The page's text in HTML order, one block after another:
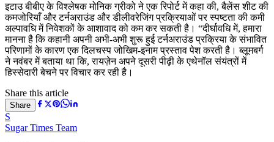
इटाउ बीबीए के विश्लेषक मोनिक ग्रीको ने एक रिपोर्ट में कहा की, बैलेंस शीट की
कमजोरियाँ और टर्नअराउंड और डीलीवरेजिंग प्रक्रियाओं पर स्पष्टता की कमी
अल्पावधि में निवेशकों के आशावाद को कम कर सकती है। “दीर्घावधि में, हमारा
मानना है कि कहानी अपनी अभी-अभी शुरू हुई टर्नअराउंड प्रक्रिया के संभावित
परिणामों के कारण एक दिलचस्प जोखिम-इनाम प्रस्ताव पेश करती है। ब्लूमबर्ग
ने नवंबर में बताया था कि, रायज़ेन अपने दूसरी पीढ़ी के एथेनॉल संयंत्रों में
हिस्सेदारी बेचने पर विचार कर रही है।
Share this article
Share
S
Sugar Times Team